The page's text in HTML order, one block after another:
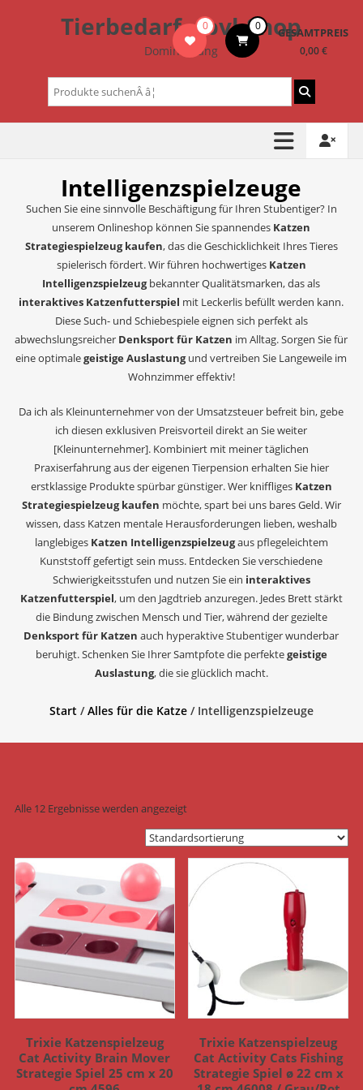
Tierbedarf – bvl-Shop
Dominik Lang
0 0 GESAMTPREIS
0,00 €
Suchen
nach:
Intelligenzspielzeuge
Suchen Sie eine sinnvolle Beschäftigung für Ihren Stubentiger? In
unserem Onlineshop können Sie spannendes Katzen
Strategiespielzeug kaufen, das die Geschicklichkeit Ihres Tieres
spielerisch fördert. Wir führen hochwertiges Katzen
Intelligenzspielzeugbekannter Qualitätsmarken, das als
interaktives Katzenfutterspiel mit Leckerlis befüllt werden kann.
Diese Such- und Schiebespiele eignen sich perfekt als
abwechslungsreicher Denksport für Katzen im Alltag. Sorgen Sie für
eine optimalegeistige Auslastungund vertreiben Sie Langeweile im
Wohnzimmer effektiv!
Da ich als Kleinunternehmer von der Umsatzsteuer befreit bin, gebe
ich diesen exklusiven Preisvorteil direkt an Sie weiter
[Kleinunternehmer]. Kombiniert mit meiner täglichen
Praxiserfahrung aus der eigenen Tierpension erhalten Sie hier
erstklassige Produkte spürbar günstiger. Wer kniffliges Katzen
Strategiespielzeug kaufen möchte, spart bei uns bares Geld. Wir
wissen, dass Katzen mentale Herausforderungen lieben, weshalb
langlebiges Katzen Intelligenzspielzeugaus pflegeleichtem
Kunststoff gefertigt sein muss. Entdecken Sie verschiedene
Schwierigkeitsstufen und nutzen Sie ein interaktives
Katzenfutterspiel, um den Jagdtrieb anzuregen. Jedes Brett stärkt
die Bindung zwischen Mensch und Tier, während der gezielte
Denksport für Katzen auch hyperaktive Stubentiger wunderbar
beruhigt. Schenken Sie Ihrer Samtpfote die perfektegeistige
Auslastung, die sie glücklich macht.
Start/Alles für die Katze/ Intelligenzspielzeuge
Alle 12 Ergebnisse werden angezeigt
Trixie Katzenspielzeug
Cat Activity Brain Mover
Strategie Spiel 25 cm x 20
Trixie Katzenspielzeug
Cat Activity Cats Fishing
Strategie Spiel ø 22 cm x